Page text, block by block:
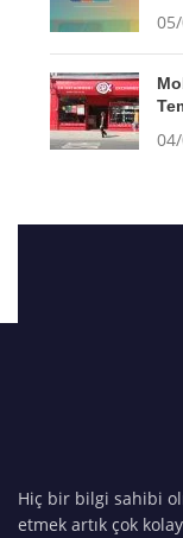
Hiç bir bilgi sahibi
etmek artık çok